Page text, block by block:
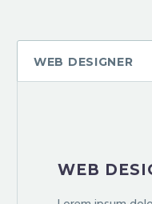
WEB DESIGNER
WEB